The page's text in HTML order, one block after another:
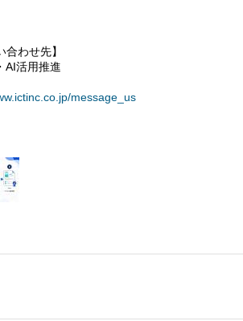
わせ先】
AI活用推進
message_us